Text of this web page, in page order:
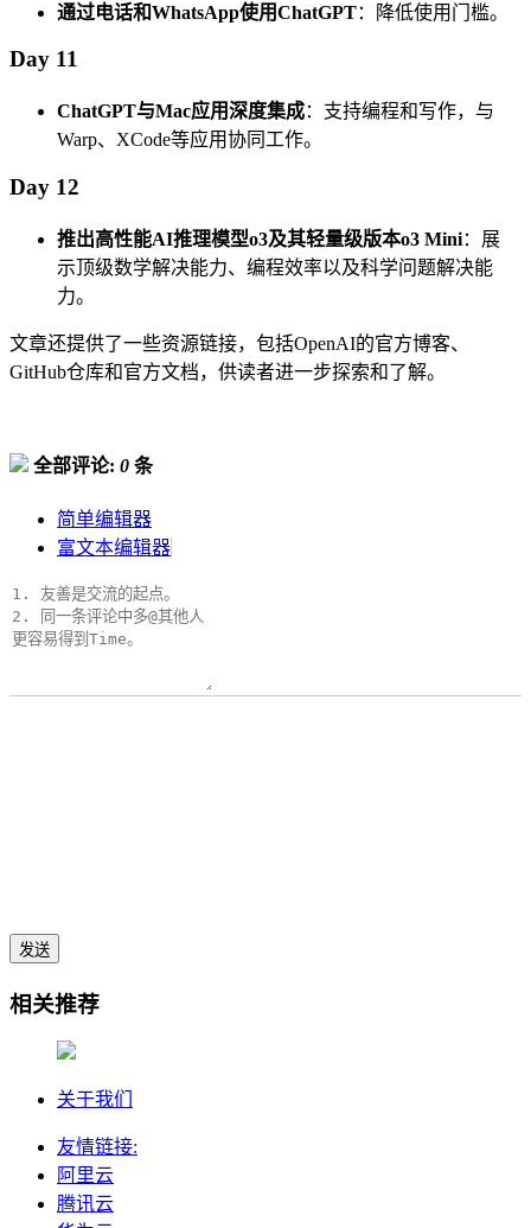
通过电话和WhatsApp使用ChatGPT：降低使用门槛。
Day 11
ChatGPT与Mac应用深度集成：支持编程和写作，与
Warp、XCode等应用协同工作。
Day 12
推出高性能AI推理模型o3及其轻量级版本o3 Mini：展
示顶级数学解决能力、编程效率以及科学问题解决能
力。
文章还提供了一些资源链接，包括OpenAI的官方博客、
GitHub仓库和官方文档，供读者进一步探索和了解。
全部评论: 0 条
简单编辑器
富文本编辑器
发送
相关推荐
关于我们
友情链接:
阿里云
腾讯云